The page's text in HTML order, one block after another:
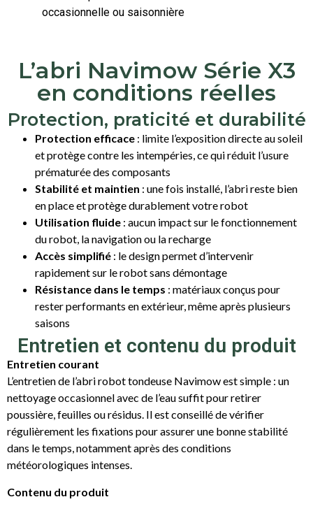
occasionnelle ou saisonnière
L’abri Navimow Série X3
en conditions réelles
Protection, praticité et durabilité
Protection efficace : limite l’exposition directe au soleil
et protège contre les intempéries, ce qui réduit l’usure
prématurée des composants
Stabilité et maintien : une fois installé, l’abri reste bien
en place et protège durablement votre robot
Utilisation fluide : aucun impact sur le fonctionnement
du robot, la navigation ou la recharge
Accès simplifié : le design permet d’intervenir
rapidement sur le robot sans démontage
Résistance dans le temps : matériaux conçus pour
rester performants en extérieur, même après plusieurs
saisons
Entretien et contenu du produit
Entretien courant
L’entretien de l’abri robot tondeuse Navimow est simple : un
nettoyage occasionnel avec de l’eau suffit pour retirer
poussière, feuilles ou résidus. Il est conseillé de vérifier
régulièrement les fixations pour assurer une bonne stabilité
dans le temps, notamment après des conditions
météorologiques intenses.
Contenu du produit